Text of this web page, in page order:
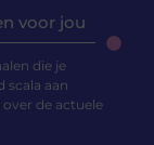
voor jou
die je
scala aan
de actuele